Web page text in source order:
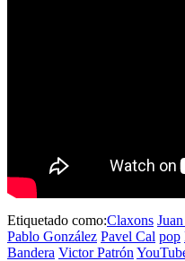
Etiquetado como:Claxons
Pablo González Pavel Cal pop
Bandera Victor Patrón